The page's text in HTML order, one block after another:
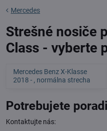
Mercedes
Strešné nosiče
Class - vyberte
Mercedes Benz X-Klasse
2018 - , normálna strecha
Potrebujete
Kontaktujte nás: